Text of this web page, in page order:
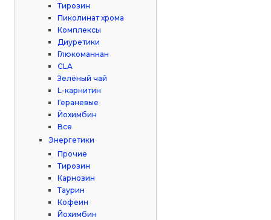
Тирозин
Пиколинат хрома
Комплексы
Диуретики
Глюкоманнан
CLA
Зелёный чай
L-карнитин
Гераневые
Йохимбин
Все
Энергетики
Прочие
Тирозин
Карнозин
Таурин
Кофеин
Йохимбин